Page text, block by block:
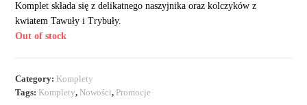
Komplet składa się z delikatnego naszyjnika oraz kolczyków z
kwiatem Tawuły i Trybuły.
Out of stock
Category: Komplety
Tags: Komplety, Nowości, Promocje